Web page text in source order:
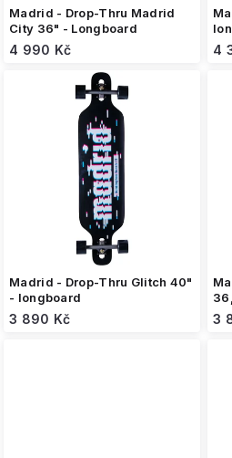
k
t
ů
Madrid - Drop-Thru Madrid
City 36" - Longboard
4 990 Kč 4
Madrid - Drop-Thru Glitch 40"
- longboard
3 890 Kč 3